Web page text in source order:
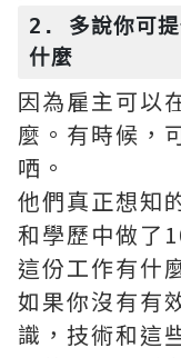
2. 多說你可提
什麼
因為雇主可以
麼。有時候
哂。
他們真正想知
和學歷中做了
這份工作有什
如果你沒有有
識，技術和這